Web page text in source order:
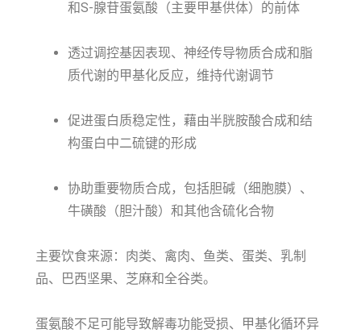
和S-腺苷蛋氨酸（主要甲基供体）的前体
透过调控基因表现、神经传导物质合成和脂
质代谢的甲基化反应，维持代谢调节
促进蛋白质稳定性，藉由半胱胺酸合成和结
构蛋白中二硫键的形成
协助重要物质合成，包括胆碱（细胞膜）、
牛磺酸（胆汁酸）和其他含硫化合物
主要饮食来源：肉类、禽肉、鱼类、蛋类、乳制
品、巴西坚果、芝麻和全谷类。
蛋氨酸不足可能导致解毒功能受损、甲基化循环异